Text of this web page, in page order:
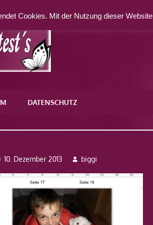
DATENSCHUTZ
10. Dezember 2013 biggi
Cookies. Mit der Nutzung dieser